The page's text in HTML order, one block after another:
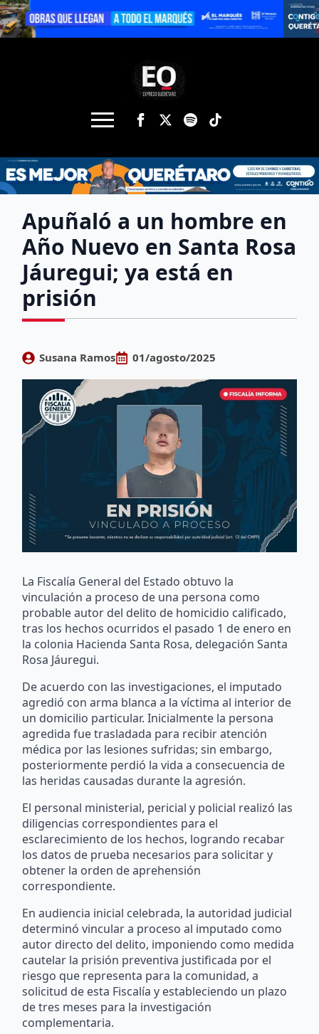
Apuñaló a un hombre en
Año Nuevo en Santa Rosa
Jáuregui; ya está en
prisión
Susana Ramos 01/agosto/2025
La Fiscalía General del Estado obtuvo la
vinculación a proceso de una persona como
probable autor del delito de homicidio calificado,
tras los hechos ocurridos el pasado 1 de enero en
la colonia Hacienda Santa Rosa, delegación Santa
Rosa Jáuregui.
De acuerdo con las investigaciones, el imputado
agredió con arma blanca a la víctima al interior de
un domicilio particular. Inicialmente la persona
agredida fue trasladada para recibir atención
médica por las lesiones sufridas; sin embargo,
posteriormente perdió la vida a consecuencia de
las heridas causadas durante la agresión.
El personal ministerial, pericial y policial realizó las
diligencias correspondientes para el
esclarecimiento de los hechos, logrando recabar
los datos de prueba necesarios para solicitar y
obtener la orden de aprehensión
correspondiente.
En audiencia inicial celebrada, la autoridad judicial
determinó vincular a proceso al imputado como
autor directo del delito, imponiendo como medida
cautelar la prisión preventiva justificada por el
riesgo que representa para la comunidad, a
solicitud de esta Fiscalía y estableciendo un plazo
de tres meses para la investigación
complementaria.